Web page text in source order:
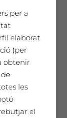
per a
elaborat
(per
obtenir
les
el